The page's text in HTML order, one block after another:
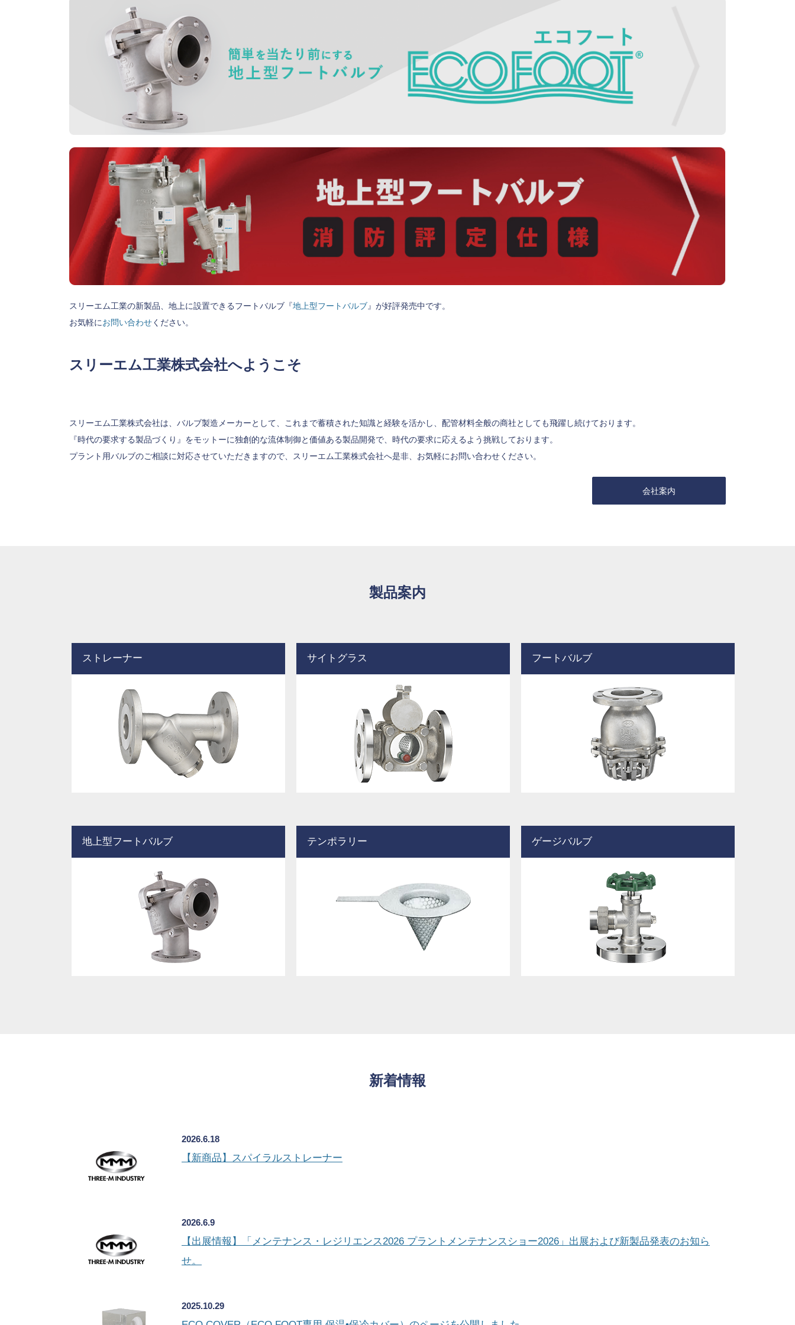
スリーエム工業の新製品、地上に設置できるフートバルブ『地上型フートバルブ』が好評発売中です。
お気軽にお問い合わせください。
スリーエム工業株式会社へようこそ
スリーエム工業株式会社は、バルブ製造メーカーとして、これまで蓄積された知識と経験を活かし、配管材料全般の商社としても飛躍し続けております。
『時代の要求する製品づくり』をモットーに独創的な流体制御と価値ある製品開発で、時代の要求に応えるよう挑戦しております。
プラント用バルブのご相談に対応させていただきますので、スリーエム工業株式会社へ是非、お気軽にお問い合わせください。
会社案内
製品案内
ストレーナー サイトグラス フートバルブ
地上型フートバルブ テンポラリー ゲージバルブ
新着情報
2026.6.18
【新商品】スパイラルストレーナー
2026.6.9
【出展情報】「メンテナンス・レジリエンス2026 プラントメンテナンスショー2026」出展および新製品発表のお知ら
せ。
2025.10.29